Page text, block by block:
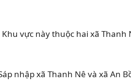
Khu vực này thuộc hai xã Thanh
nhập xã Thanh Nê và xã An